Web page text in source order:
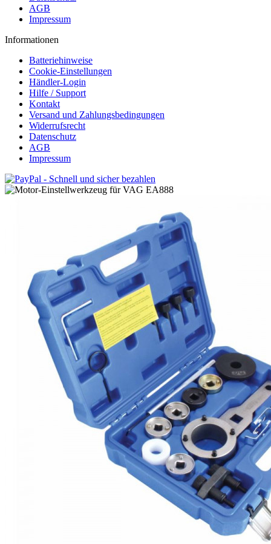
AGB
Impressum
Informationen
Batteriehinweise
Cookie-Einstellungen
Händler-Login
Hilfe / Support
Kontakt
Versand und Zahlungsbedingungen
Widerrufsrecht
Datenschutz
AGB
Impressum